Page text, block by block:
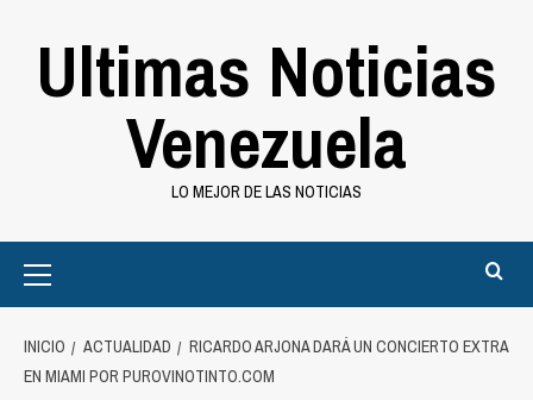
Ultimas Noticias
Venezuela
LO MEJOR DE LAS NOTICIAS
Menu
INICIO ACTUALIDAD
RICARDO ARJONA DARÁ UN CONCIERTO EXTRA
EN MIAMI POR PUROVINOTINTO.COM